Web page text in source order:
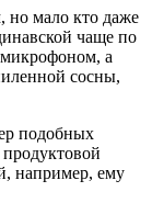
но мало кто даже
чаще по
микрофоном, а
сосны,
подобных
например, ему